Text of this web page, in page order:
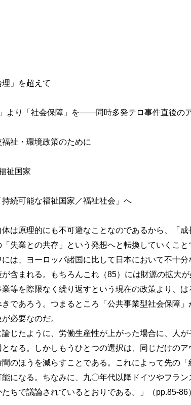
」を超えて
より「社会保障」を――同時多発テロ事件直後の
祉・環境政策のために
祉国家
可能な福祉国家／福祉社会」へ
は原理的にも不可避なことなのであるから、「
失業との共存」という発想へと転換していくこ
は、ヨーロッパ諸国に比して日本において不十分
含まれる。もちろんこれ（85）には財源の拡大
等を際限なく繰り返すという現在の政策より、
であろう。つまるところ「公共事業型社会保障
必要なのだ。
じたように、労働生産性が上がった場合に、人
なる。しかしもうひとつの選択は、同じだけの
のほうを減らすことである。これによって先の
になる。ちなみに、九〇年代以降ドイツやフラ
ちで議論されているとおりである。」（pp.85-86）